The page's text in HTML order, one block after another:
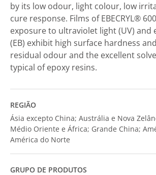
by its low odour, light colour, low
cure response. Films of EBECRYL®
exposure to ultraviolet light (UV) and
(EB) exhibit high surface hardness
residual odour and the excellent
typical of epoxy resins.
REGIÃO
Ásia excepto China; Austrália e Nova
Médio Oriente e África; Grande China;
América do Norte
GRUPO DE PRODUTOS